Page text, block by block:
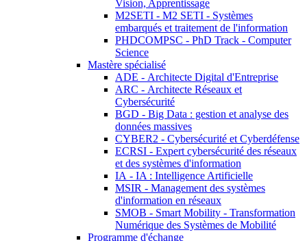
Vision, Apprentissage
M2SETI - M2 SETI - Systèmes
embarqués et traitement de l'information
PHDCOMPSC - PhD Track - Computer
Science
Mastère spécialisé
ADE - Architecte Digital d'Entreprise
ARC - Architecte Réseaux et
Cybersécurité
BGD - Big Data : gestion et analyse des
données massives
CYBER2 - Cybersécurité et Cyberdéfense
ECRSI - Expert cybersécurité des réseaux
et des systèmes d'information
IA - IA : Intelligence Artificielle
MSIR - Management des systèmes
d'information en réseaux
SMOB - Smart Mobility - Transformation
Numérique des Systèmes de Mobilité
Programme d'échange